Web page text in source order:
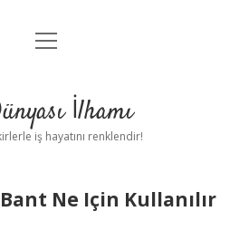
Anasayfa
Yasal Uyarı
menüyü
İlhamı
iş hayatını renklendir!
Ne Için Kullanılır